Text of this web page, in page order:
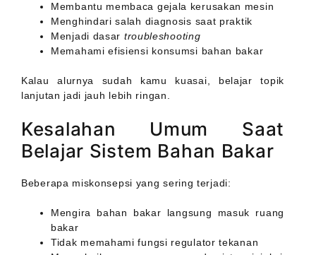
Membantu membaca gejala kerusakan mesin
Menghindari salah diagnosis saat praktik
Menjadi dasar troubleshooting
Memahami efisiensi konsumsi bahan bakar
Kalau alurnya sudah kamu kuasai, belajar topik
lanjutan jadi jauh lebih ringan.
Kesalahan Umum Saat
Belajar Sistem Bahan Bakar
Beberapa miskonsepsi yang sering terjadi:
Mengira bahan bakar langsung masuk ruang
bakar
Tidak memahami fungsi regulator tekanan